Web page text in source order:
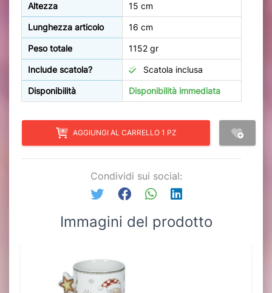
Altezza 15 cm
Lunghezza articolo 16 cm
Peso totale 1152 gr
Include scatola? Scatola inclusa
Disponibilità Disponibilità immediata
AGGIUNGI AL CARRELLO 1 PZ
Condividi sui social:
Immagini del prodotto